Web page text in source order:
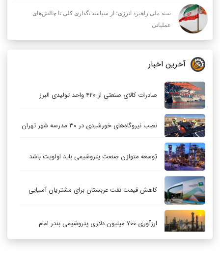
سند ملی راهبرد انرژی؛ از سیاست‌گذاری کلی تا چالش‌های
عملیاتی
آخرین اخبار
صادرات کالای صنعتی از ۴۲۰ واحد تولیدی البرز
نصب نیروگاه‌های خورشیدی در ۳۰ مدرسه شهر تهران
توسعه متوازن صنعت پتروشیمی باید اولویت باشد
کاهش قیمت نفت عربستان برای مشتریان آسیایی
ارزآوری ۷۰۰ میلیون دلاری پتروشیمی بندر امام